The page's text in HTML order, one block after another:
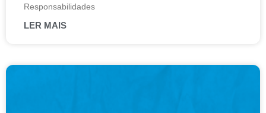
Responsabilidades
LER MAIS